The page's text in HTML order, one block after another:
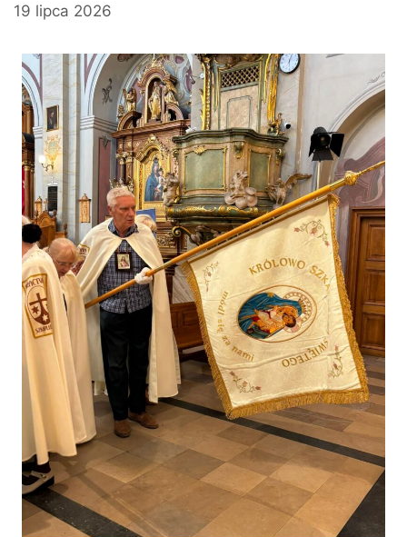
19 lipca 2026